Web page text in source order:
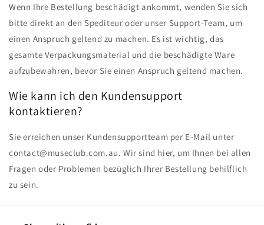
Wenn Ihre Bestellung beschädigt ankommt, wenden Sie sich
bitte direkt an den Spediteur oder unser Support-Team, um
einen Anspruch geltend zu machen. Es ist wichtig, das
gesamte Verpackungsmaterial und die beschädigte Ware
aufzubewahren, bevor Sie einen Anspruch geltend machen.
Wie kann ich den Kundensupport
kontaktieren?
Sie erreichen unser Kundensupportteam per E-Mail unter
contact@museclub.com.au. Wir sind hier, um Ihnen bei allen
Fragen oder Problemen bezüglich Ihrer Bestellung behilflich
zu sein.